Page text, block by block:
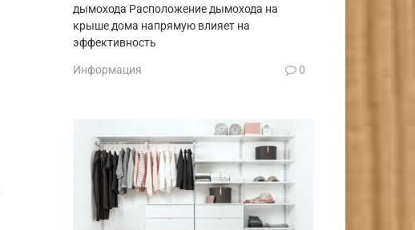
дымохода Расположение дымохода на
крыше дома напрямую влияет на
эффективность
Информация 0